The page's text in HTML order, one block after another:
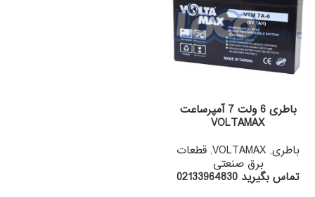
باطری 6 ولت 7 آمپرساعت
VOLTAMAX
باطری,
VOLTAMAX
, قطعات
برق صنعتی
تماس بگیرید 02133964830